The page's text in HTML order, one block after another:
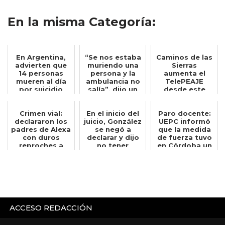
En la misma Categoría:
En Argentina,
advierten que
14 personas
mueren al día
por suicidio
“Se nos estaba
muriendo una
persona y la
ambulancia no
salía”, dijo un
Caminos de las
Sierras
aumenta el
TelePEAJE
desde este
Crimen vial:
declararon los
padres de Alexa
con duros
reproches a
En el inicio del
juicio, González
se negó a
declarar y dijo
no tener
Paro docente:
UEPC informó
que la medida
de fuerza tuvo
en Córdoba un
ACCESO REDACCIÓN